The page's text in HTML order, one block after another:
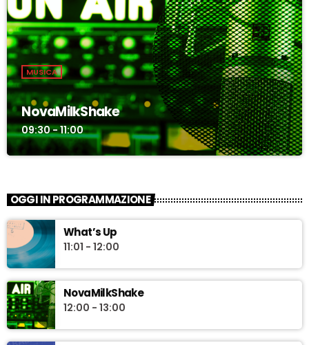
MUSICA
NovaMilkShake
09:30 - 11:00
OGGI IN PROGRAMMAZIONE
What’s Up
11:01 - 12:00
NovaMilkShake
12:00 - 13:00